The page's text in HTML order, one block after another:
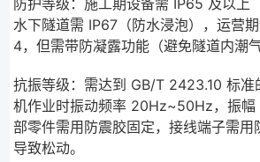
防护等级：施工期设备需 IP65 及以上
水下隧道需 IP67（防水浸泡），运营
4，但需带防凝露功能（避免隧道内潮
抗振等级：需达到 GB/T 2423.10 标准
机作业时振动频率 20Hz~50Hz，振
部零件需用防震胶固定，接线端子需用
导致松动。